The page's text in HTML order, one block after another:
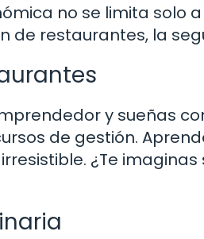
no se limita solo
de restaurantes, la
y sueñas
de gestión.
¿Te